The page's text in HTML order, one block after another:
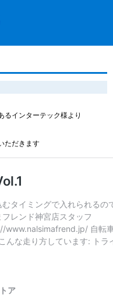
るインターテック様より
ただきます